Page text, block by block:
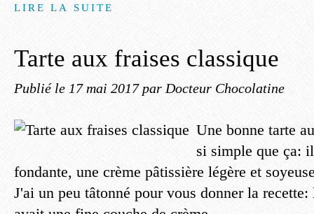
LIRE LA SUITE
Tarte aux fraises classique
Publié le 17 mai 2017 par Docteur Chocolatine
Une bonne tarte
si simple que ça:
fondante, une crème pâtissière légère et
J'ai un peu tâtonné pour vous donner la